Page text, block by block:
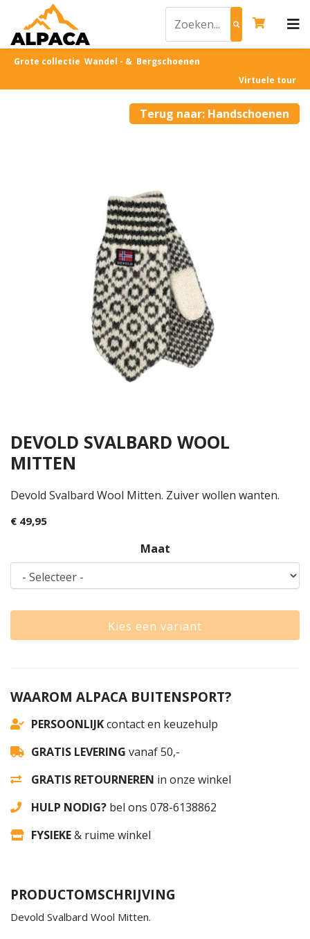
Grote collectie Wandel - & Bergschoenen
Virtuele tour
Terug naar: Handschoenen
DEVOLD SVALBARD WOOL
MITTEN
Devold Svalbard Wool Mitten. Zuiver wollen wanten.
€ 49,95
Maat
Kies een variant
WAAROM ALPACA BUITENSPORT?
PERSOONLIJKcontact en keuzehulp
GRATIS LEVERING vanaf 50,-
GRATIS RETOURNEREN in onze winkel
HULP NODIG? bel ons 078-6138862
FYSIEKE& ruime winkel
PRODUCTOMSCHRIJVING
Devold Svalbard Wool Mitten.